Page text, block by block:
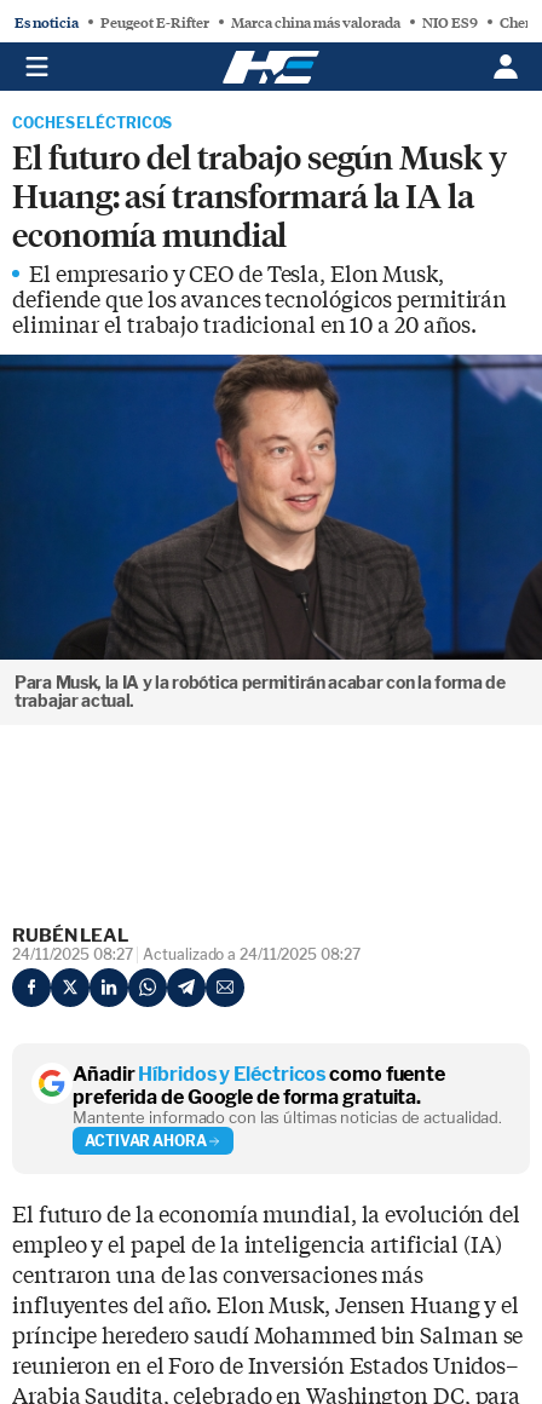
Es noticia Peugeot E-Rifter Marca china más valorada NIO ES9 Chery
COCHES ELÉCTRICOS
El futuro del trabajo según Musk y
Huang: así transformará la IA la
economía mundial
El empresario y CEO de Tesla, Elon Musk,
defiende que los avances tecnológicos permitirán
eliminar el trabajo tradicional en 10 a 20 años.
Para Musk, la IA y la robótica permitirán acabar con la forma de
trabajar actual.
RUBÉN LEAL
24/11/2025 08:27 Actualizado a 24/11/2025 08:27
AñadirHíbridos y Eléctricoscomo fuente
preferida de Google de forma gratuita.
Mantente informado con las últimas noticias de actualidad.
ACTIVAR AHORA
El futuro de la economía mundial, la evolución del
empleo y el papel de la inteligencia artificial (IA)
centraron una de las conversaciones más
influyentes del año. Elon Musk, Jensen Huang y el
príncipe heredero saudí Mohammed bin Salman se
reunieron en el Foro de Inversión Estados Unidos–
Arabia Saudita, celebrado en Washington DC, para